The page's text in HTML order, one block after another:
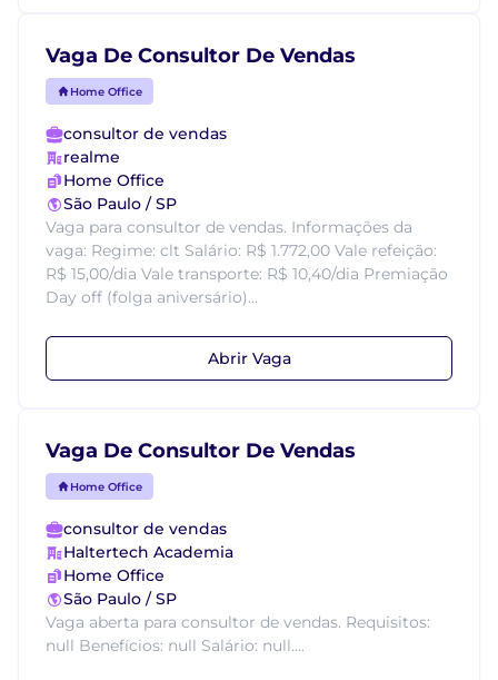
Vaga De Consultor De Vendas
Home Office
consultor de vendas
realme
Home Office
São Paulo / SP
Vaga para consultor de vendas. Informações da
vaga: Regime: clt Salário: R$ 1.772,00 Vale refeição:
R$ 15,00/dia Vale transporte: R$ 10,40/dia Premiação
Day off (folga aniversário)...
Abrir Vaga
Vaga De Consultor De Vendas
Home Office
consultor de vendas
Haltertech Academia
Home Office
São Paulo / SP
Vaga aberta para consultor de vendas. Requisitos:
null Benefícios: null Salário: null....